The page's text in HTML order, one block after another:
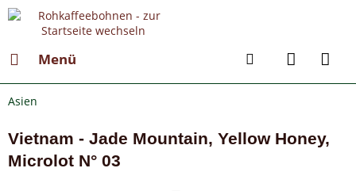
Menü
Asien
Vietnam - Jade Mountain, Yellow Honey,
Microlot N° 03